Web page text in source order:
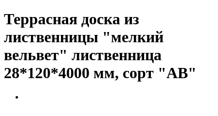
Террасная доска из
лиственницы "мелкий
вельвет" лиственница
28*120*4000 мм, сорт "AB"